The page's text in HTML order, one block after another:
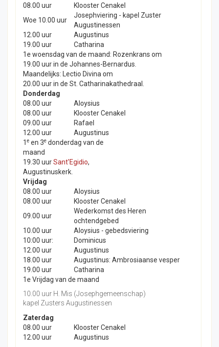
08.00 uur
Klooster Cenakel
Woe 10.00 uur
Josephviering - kapel Zuster
Augustinessen
12.00 uur
Augustinus
19.00 uur
Catharina
1e woensdag van de maand: Rozenkrans om
19.00 uur in de Johannes-Bernardus.
Maandelijks: Lectio Divina om
20.00 uur in de St. Catharinakathedraal.
Donderdag
08.00 uur
Aloysius
08.00 uur
Klooster Cenakel
09.00 uur
Rafael
12.00 uur
Augustinus
1 e en 3e donderdag van de
maand
19.30 uurSant'Egidio,
Augustinuskerk.
Vrijdag
08.00 uur
Aloysius
08.00 uur
Klooster Cenakel
09.00 uur
Wederkomst des Heren
ochtendgebed
10.00 uur
Aloysius - gebedsviering
10:00 uur:
Dominicus
12.00 uur
Augustinus
18.00 uur
Augustinus: Ambrosiaanse vesper
19.00 uur
Catharina
1e Vrijdag van de maand
10.00 uur H. Mis (Josephgemeenschap)
kapel Zusters Augustinessen
Zaterdag
08.00 uur
Klooster Cenakel
12.00 uur
Augustinus